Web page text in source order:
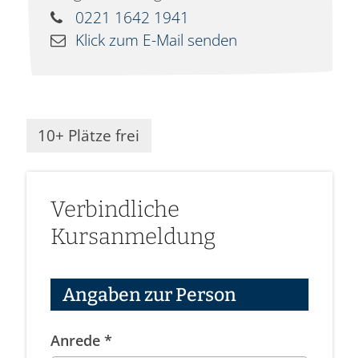
0221 1642 1941
Klick zum E-Mail senden
10+ Plätze frei
Verbindliche
Kursanmeldung
Angaben zur Person
Anrede *